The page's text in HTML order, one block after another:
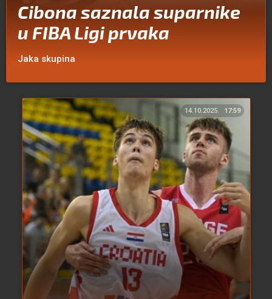
Cibona saznala suparnike
u FIBA Ligi prvaka
Jaka skupina
14.10.2025. 17:59